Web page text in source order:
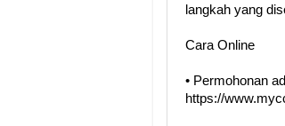
langkah yang
Cara Online
• Permohonan
https://